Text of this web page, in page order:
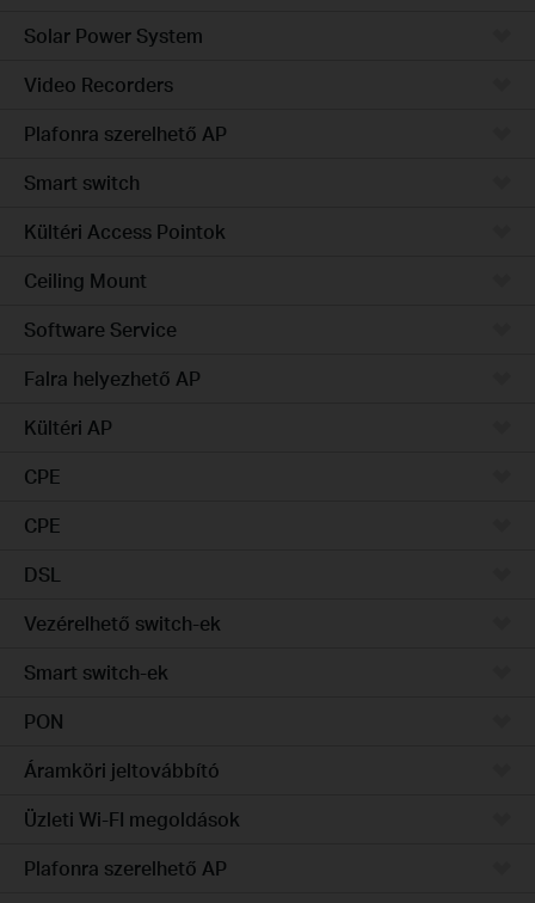
Solar Power System
Video Recorders
Plafonra szerelhető AP
Smart switch
Kültéri Access Pointok
Ceiling Mount
Software Service
Falra helyezhető AP
Kültéri AP
CPE
CPE
DSL
Vezérelhető switch-ek
Smart switch-ek
PON
Áramköri jeltovábbító
Üzleti Wi-FI megoldások
Plafonra szerelhető AP